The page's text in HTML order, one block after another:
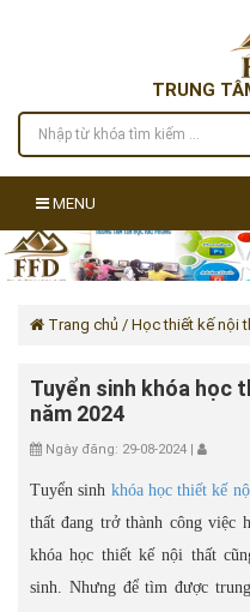
TRUNG
MENU
Trang chủ / Học thiết kế nội
Tuyển sinh khóa học
năm 2024
Ngày đăng: 29-08-2024 |
Tuyển sinh khóa học thiết kế
thất đang trở thành công việc
khóa học thiết kế nội thất
sinh. Nhưng để tìm được